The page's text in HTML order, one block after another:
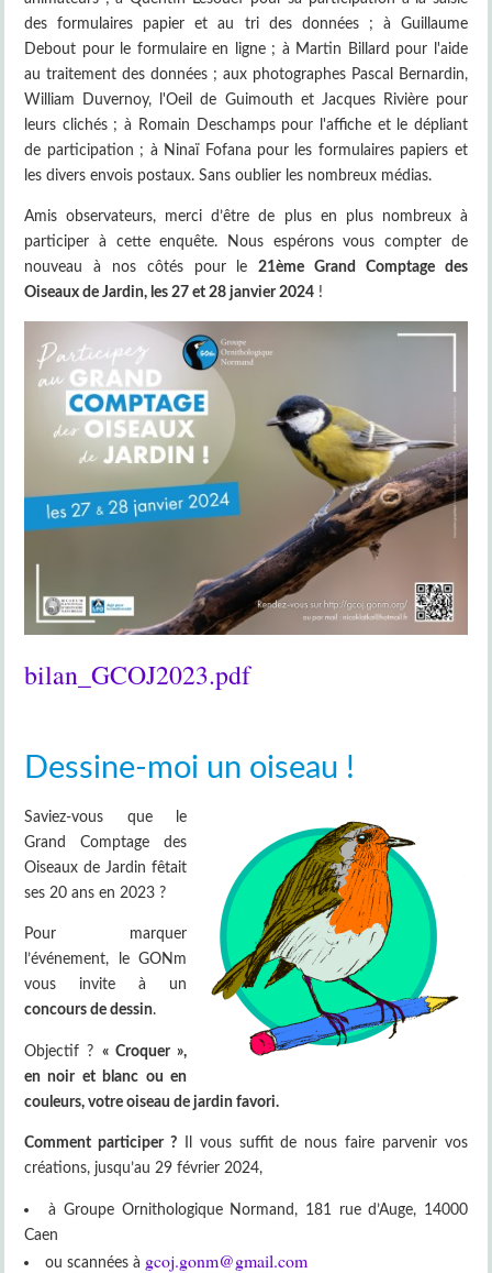
des formulaires papier et au tri des données ; à Guillaume
Debout pour le formulaire en ligne ; à Martin Billard pour l'aide
au traitement des données ; aux photographes Pascal Bernardin,
William Duvernoy, l'Oeil de Guimouth et Jacques Rivière pour
leurs clichés ; à Romain Deschamps pour l'affiche et le dépliant
de participation ; à Ninaï Fofana pour les formulaires papiers et
les divers envois postaux. Sans oublier les nombreux médias.
Amis observateurs, merci d’être de plus en plus nombreux à
participer à cette enquête. Nous espérons vous compter de
nouveau à nos côtés pour le21ème Grand Comptage des
Oiseaux de Jardin, les 27 et 28 janvier 2024 !
bilan_GCOJ2023.pdf
Dessine-moi un oiseau !
Saviez-vous que le
Grand Comptage des
Oiseaux de Jardin fêtait
ses 20 ans en 2023 ?
Pour marquer
l’événement, le GONm
vous invite à un
concours de dessin.
Objectif ? « Croquer »,
en noir et blanc ou en
couleurs, votre oiseau de jardin favori.
Comment participer ?Il vous suffit de nous faire parvenir vos
créations, jusqu’au 29 février 2024,
à Groupe Ornithologique Normand, 181 rue d’Auge, 14000
Caen
ou scannées à gcoj.gonm@gmail.com